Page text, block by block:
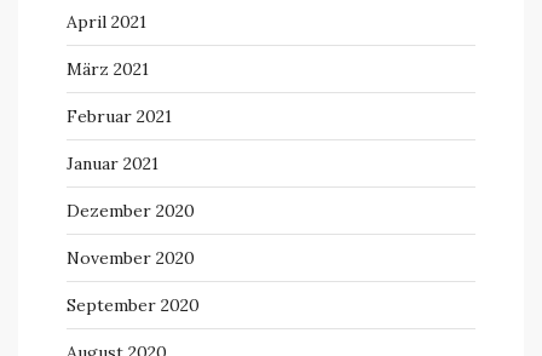
April 2021
März 2021
Februar 2021
Januar 2021
Dezember 2020
November 2020
September 2020